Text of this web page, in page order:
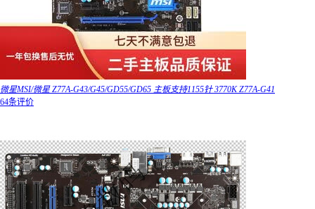
微星MSI/微星 Z77A-G43/G45/GD55/GD65 主板支持1155针 3770K Z77A-G41
64条评价